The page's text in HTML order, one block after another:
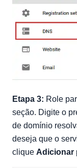
Etapa 3: Role
seção. Digite o
de domínio
deseja que o
clique Adicionar